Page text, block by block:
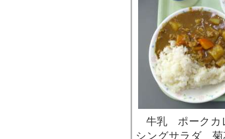
牛乳 ポークカ
シングサラダ 菊